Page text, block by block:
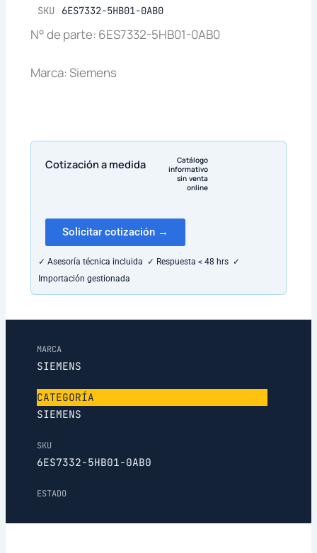
SKU 6ES7332-5HB01-0AB0
N° de parte: 6ES7332-5HB01-0AB0
Marca: Siemens
Cotización a medida
Catálogo
informativo
sin venta
online
Solicitar cotización →
✓ Asesoría técnica incluida ✓ Respuesta < 48 hrs ✓
Importación gestionada
MARCA
SIEMENS
CATEGORÍA
SIEMENS
SKU
6ES7332-5HB01-0AB0
ESTADO